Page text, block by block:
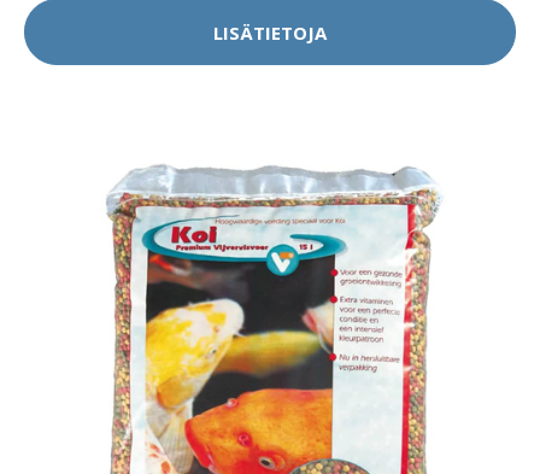
LISÄTIETOJA